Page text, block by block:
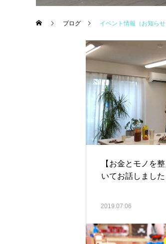
ブログ イベント情報（お知らせ
【お金とモノを
いてお話しました
2019.07.06